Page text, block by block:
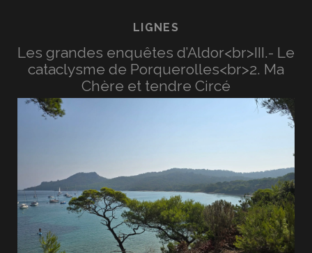
LIGNES
Les grandes enquêtes d’Aldor<br>III.- Le
cataclysme de Porquerolles<br>2. Ma
Chère et tendre Circé